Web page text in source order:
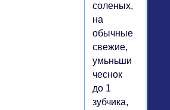
соленых,
на
обычные
свежие,
умьньши
чеснок
до 1
зубчика,